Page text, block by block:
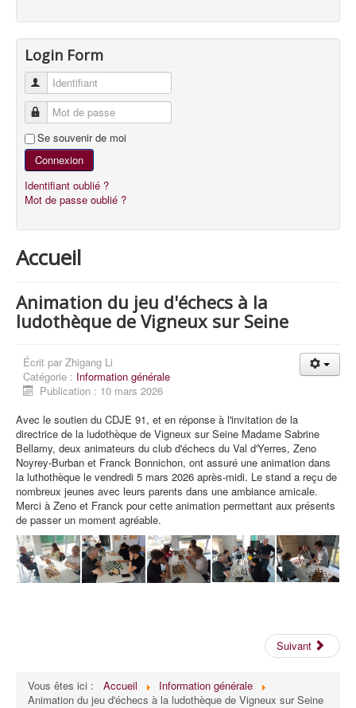
Login Form
Identifiant
Mot de passe
Se souvenir de moi
Connexion
Identifiant oublié ?
Mot de passe oublié ?
Accueil
Animation du jeu d'échecs à la
ludothèque de Vigneux sur Seine
Écrit par Zhigang Li
Catégorie : Information générale
Publication : 10 mars 2026
Avec le soutien du CDJE 91, et en réponse à l'invitation de la
directrice de la ludothèque de Vigneux sur Seine Madame Sabrine
Bellamy, deux animateurs du club d'échecs du Val d'Yerres, Zeno
Noyrey-Burban et Franck Bonnichon, ont assuré une animation dans
la luthothèque le vendredi 5 mars 2026 après-midi. Le stand a reçu de
nombreux jeunes avec leurs parents dans une ambiance amicale.
Merci à Zeno et Franck pour cette animation permettant aux présents
de passer un moment agréable.
Suivant
Vous êtes ici : Accueil
Information générale
Animation du jeu d'échecs à la ludothèque de Vigneux sur Seine